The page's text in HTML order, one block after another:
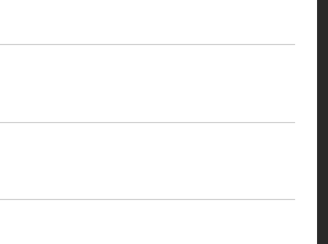
Přihlaste se